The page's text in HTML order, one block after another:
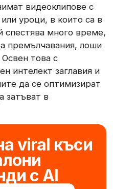
видеоклипове с
уроци, в които са в
спестява много време,
премълчавания, лоши
това с
интелект заглавия и
да се оптимизират
затъват в
viral къси
с AI